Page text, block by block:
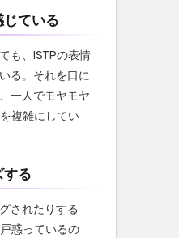
ている
も、ISTPの表情
る。それを口に
一人でモヤモヤ
複雑にしてい
する
されたりする
惑っているの